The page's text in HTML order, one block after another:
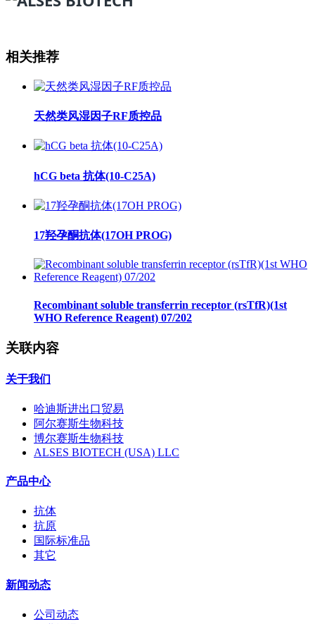
相关推荐
天然类风湿因子RF质控品
hCG beta 抗体(10-C25A)
17羟孕酮抗体(17OH PROG)
Recombinant soluble transferrin receptor (rsTfR)(1st
WHO Reference Reagent) 07/202
关联内容
关于我们
哈迪斯进出口贸易
阿尔赛斯生物科技
博尔赛斯生物科技
ALSES BIOTECH (USA) LLC
产品中心
抗体
抗原
国际标准品
其它
新闻动态
公司动态